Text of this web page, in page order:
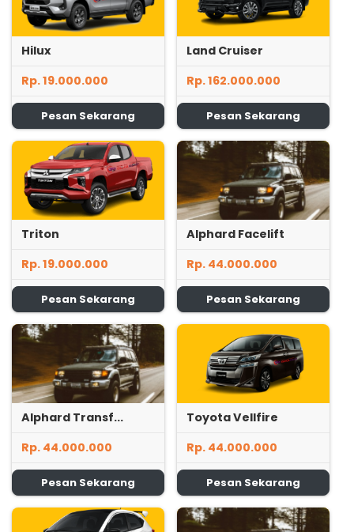
Hilux
Rp. 19.000.000
Pesan Sekarang
Land Cruiser
Rp. 162.000.000
Pesan Sekarang
Triton
Rp. 19.000.000
Pesan Sekarang
Alphard Facelift
Rp. 44.000.000
Pesan Sekarang
Alphard Transf...
Rp. 44.000.000
Pesan Sekarang
Toyota Vellfire
Rp. 44.000.000
Pesan Sekarang